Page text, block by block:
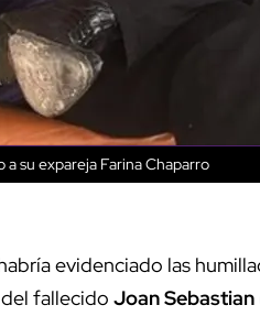
su expareja Farina Chaparro
evidenciado las
fallecido Joan Sebastian